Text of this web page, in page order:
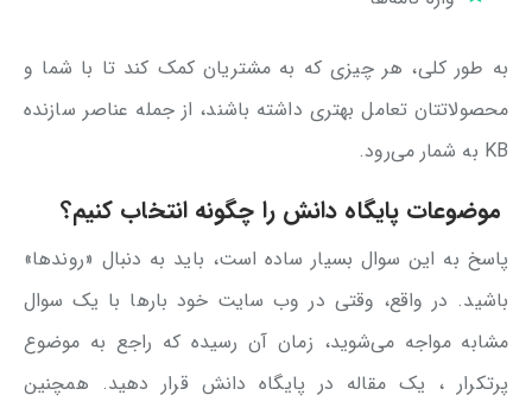
به طور کلی، هر چیزی که به مشتریان کمک کند تا با شما و
محصولاتتان تعامل بهتری داشته باشند، از جمله عناصر سازنده
KB به شمار می‌رود.
موضوعات پایگاه دانش را چگونه انتخاب کنیم؟
پاسخ به این سوال بسیار ساده است، باید به دنبال «روندها»
باشید. در واقع، وقتی در وب سایت خود بارها با یک سوال
مشابه مواجه می‌شوید، زمان آن رسیده که راجع به موضوع
پرتکرار ، یک مقاله در پایگاه دانش قرار دهید. همچنین